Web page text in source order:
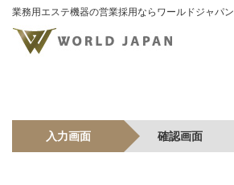
業務用エステ機器の営業採用ならワールドジャパン
入力画面 確認画面